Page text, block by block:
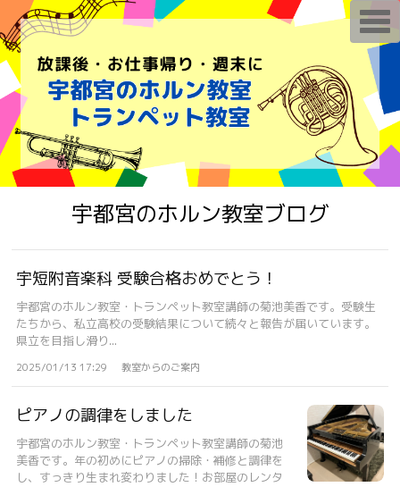
宇都宮のホルン教室ブログ
宇短附音楽科 受験合格おめでとう！
宇都宮のホルン教室・トランペット教室講師の菊池美香です。受験生
たちから、私立高校の受験結果について続々と報告が届いています。
県立を目指し滑り...
2025/01/13 17:29 教室からのご案内
ピアノの調律をしました
宇都宮のホルン教室・トランペット教室講師の菊池
美香です。年の初めにピアノの掃除・補修と調律を
し、すっきり生まれ変わりました！お部屋のレンタ
T
o
g
e
n
v
g
a
i